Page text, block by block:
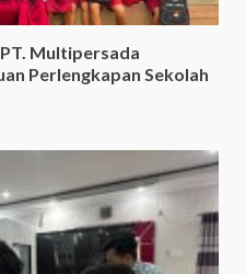
Multipersada
Perlengkapan Sekolah